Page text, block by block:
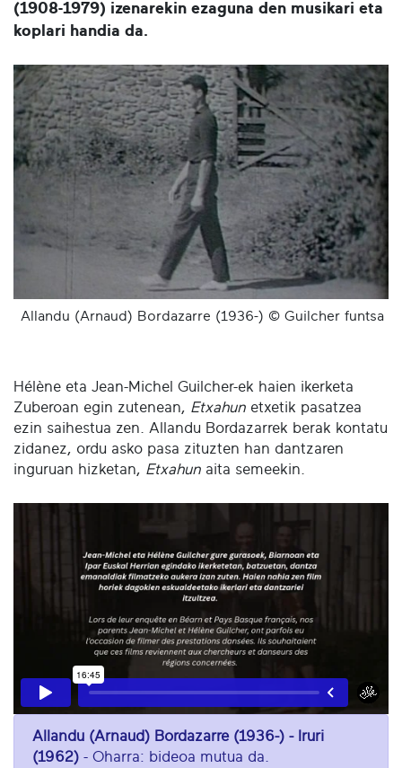
(1908-1979) izenarekin ezaguna den musikari eta
koplari handia da.
Allandu (Arnaud) Bordazarre (1936-) © Guilcher funtsa
Hélène eta Jean-Michel Guilcher-ek haien ikerketa
Zuberoan egin zutenean, Etxahun etxetik pasatzea
ezin saihestua zen. Allandu Bordazarrek berak kontatu
zidanez, ordu asko pasa zituzten han dantzaren
inguruan hizketan, Etxahun aita semeekin.
Allandu (Arnaud) Bordazarre (1936-) - Iruri
(1962) - Oharra: bideoa mutua da.